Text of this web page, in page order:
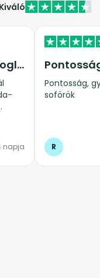
Kiváló
Minden úgy volt,ahogy a foglalásnál…
napja
Pontosság,
soförök
R